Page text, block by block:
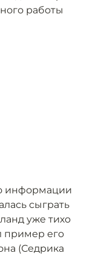
работы
информации
сыграть
уже тихо
пример его
(Седрика